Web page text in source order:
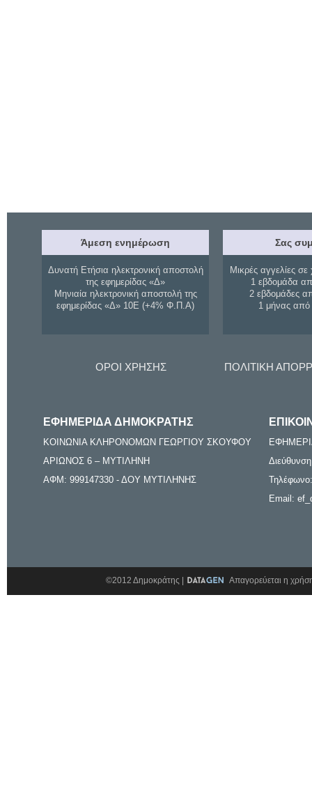
Άμεση ενημέρωση
Δυνατή Ετήσια ηλεκτρονική αποστολή
της εφημερίδας «Δ»
Μηνιαία ηλεκτρονική αποστολή της
εφημερίδας «Δ» 10Ε (+4% Φ.Π.Α)
Σας
Μικρές αγγελίες σε
1 εβδομάδα
2 εβδομάδες
1 μήνας
ΟΡΟΙ ΧΡΗΣΗΣ ΠΟΛΙΤΙΚΗ
ΕΦΗΜΕΡΙΔΑ ΔΗΜΟΚΡΑΤΗΣ
ΚΟΙΝΩΝΙΑ ΚΛΗΡΟΝΟΜΩΝ ΓΕΩΡΓΙΟΥ ΣΚΟΥΦΟΥ
ΑΡΙΩΝΟΣ 6 – ΜΥΤΙΛΗΝΗ
ΑΦΜ: 999147330 - ΔΟΥ ΜΥΤΙΛΗΝΗΣ
Email:
©2012 Δημοκράτης | Απαγορεύεται η